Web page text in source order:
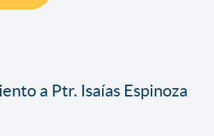
a Ptr. Isaías Espinoza